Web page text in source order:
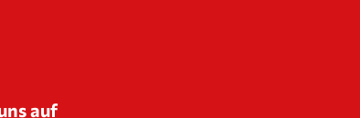
auf